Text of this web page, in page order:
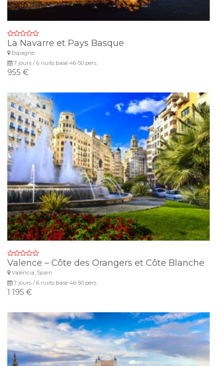
La Navarre et Pays Basque
Espagne
7 jours / 6 nuits base 46-50 pers.
955 €
Valence – Côte des Orangers et Côte Blanche
València, Spain
7 jours / 6 nuits base 46-50 pers.
1 195 €